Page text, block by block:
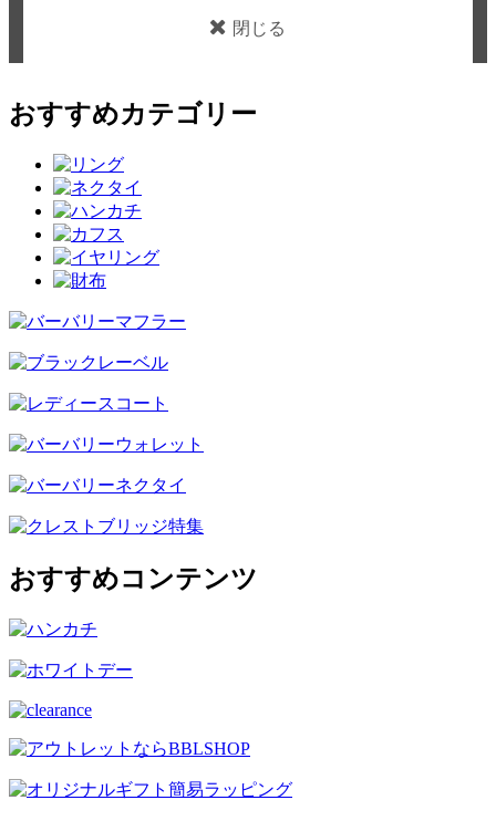
閉じる
おすすめカテゴリー
おすすめコンテンツ